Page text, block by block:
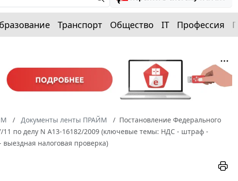
Транспорт Общество IT Профессия
Документы ленты ПРАЙМ
Постановление Федерального
11 по делу N А13-16182/2009 (ключевые темы: НДС - штраф -
налоговая проверка)